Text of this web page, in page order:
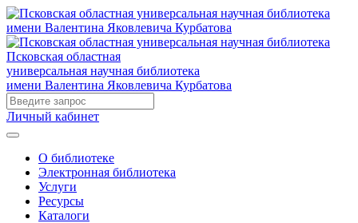
Псковская областная
универсальная научная библиотека
имени Валентина Яковлевича Курбатова
Личный кабинет
О библиотеке
Электронная библиотека
Услуги
Ресурсы
Каталоги